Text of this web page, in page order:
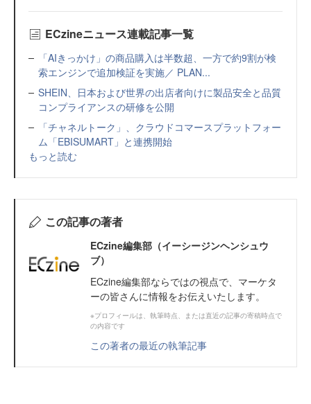
ECzineニュース連載記事一覧
「AIきっかけ」の商品購入は半数超、一方で約9割が検
索エンジンで追加検証を実施／ PLAN...
SHEIN、日本および世界の出店者向けに製品安全と品質
コンプライアンスの研修を公開
「チャネルトーク」、クラウドコマースプラットフォー
ム「EBISUMART」と連携開始
もっと読む
この記事の著者
ECzine編集部（イーシージンヘンシュウ
ブ）
ECzine編集部ならではの視点で、マーケタ
ーの皆さんに情報をお伝えいたします。
※プロフィールは、執筆時点、または直近の記事の寄稿時点で
の内容です
この著者の最近の執筆記事